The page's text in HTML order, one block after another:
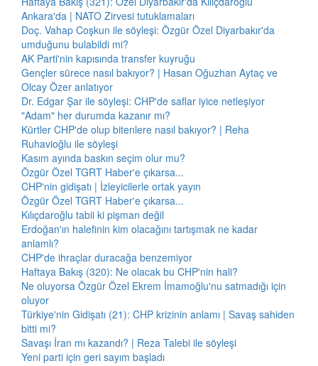
Ankara'da | NATO Zirvesi tutuklamaları
Doç. Vahap Coşkun ile söyleşi: Özgür Özel Diyarbakır'da
umduğunu bulabildi mi?
AK Parti'nin kapısında transfer kuyruğu
Gençler sürece nasıl bakıyor? | Hasan Oğuzhan Aytaç ve
Olcay Özer anlatıyor
Dr. Edgar Şar ile söyleşi: CHP'de saflar iyice netleşiyor
"Adam" her durumda kazanır mı?
Kürtler CHP'de olup bitenlere nasıl bakıyor? | Reha
Ruhavioğlu ile söyleşi
Kasım ayında baskın seçim olur mu?
Özgür Özel TGRT Haber'e çıkarsa...
CHP'nin gidişatı | İzleyicilerle ortak yayın
Özgür Özel TGRT Haber'e çıkarsa...
Kılıçdaroğlu tabii ki pişman değil
Erdoğan'ın halefinin kim olacağını tartışmak ne kadar
anlamlı?
CHP'de ihraçlar duracağa benzemiyor
Haftaya Bakış (320): Ne olacak bu CHP'nin hali?
Ne oluyorsa Özgür Özel Ekrem İmamoğlu'nu satmadığı için
oluyor
Türkiye'nin Gidişatı (21): CHP krizinin anlamı | Savaş sahiden
bitti mi?
Savaşı İran mı kazandı? | Reza Talebi ile söyleşi
Yeni parti için geri sayım başladı